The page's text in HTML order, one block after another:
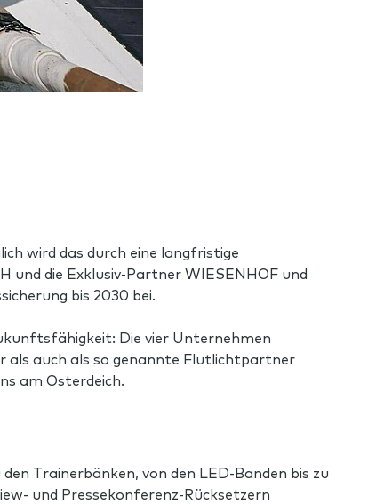
wird das durch eine langfristige
die Exklusiv-Partner WIESENHOF und
bis 2030 bei.
Die vier Unternehmen
als auch als so genannte Flutlichtpartner
am Osterdeich.
Trainerbänken, von den LED-Banden bis zu
und Pressekonferenz-Rücksetzern